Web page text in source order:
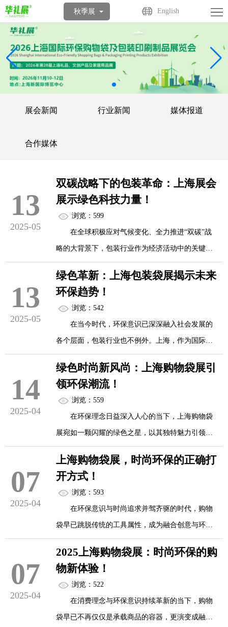
秋季展 English
首
于
展
展会新闻 行业新闻 媒体报道
合作媒体
13
2025-05
双碳战略下的包装革命：上海展会
展示绿色科技力量！
浏览：599
在全球积极应对气候变化、全力推进“双碳”战
略的大背景下，包装行业作为经济活动中的关键一
环，正经历着一场意义深远的绿色变革。上海，作
为国际化大都市和经济创新的前沿阵地，通过举办
各类展会，汇聚了行业内的创新成果与前沿理念，
成为展示包装行业绿色科技力量的绝佳舞台，生动
地呈现出包装领域在双碳战略引领下的革命性变
化。
步入上海举办的各类包装展会现场，首先映入
眼帘的便是琳琅满目的环保材料。这些材料是包装
行业迈向低碳未来的基石，正逐步取代传统的高能
耗、难降解材料。
13
2025-05
绿色革新：上海包装袋展揭示未来
环保趋势！
浏览：542
在当今时代，环保意识已深深融入社会发展的
各个层面，包装行业也不例外。上海，作为国际经
济与时尚的前沿阵地，举办的包装袋展成为了行业
趋势的重要风向标。在这里，一场绿色革新正在上
演，诸多创新成果与理念汇聚一堂，为我们清晰地
揭示了未来环保趋势的发展方向。
步入上海包装袋展的现场，首先映入眼帘的便
是琳琅满目的环保材料。这些材料犹如绿色先锋，
正逐步取代传统包装材质，成为行业新宠。
生物基塑料在展会上备受瞩目。它以可再生的
生物质资源，如玉米淀粉、甘...
14
2025-04
绿色时尚新风尚：上海购物袋展引
领环保潮流！
浏览：559
在环保理念日益深入人心的当下，上海购物袋
展宛如一颗闪耀的绿色之星，以其独特魅力引领着
环保潮流，开创绿色时尚新风尚。作为一场聚焦购
物袋领域的盛会，它不仅是各类购物袋产品的展示
舞台，更是推动环保理念传播、促进绿色消费的重
要力量。
踏入上海购物袋展的现场，仿佛置身于一个购
物袋的奇幻世界，这里的每一款购物袋都蕴含着对
环保与时尚的深刻理解。展会中，环保材料的广泛
应用令人眼前一亮。众多参展商带来了以可降解材
料制作的购物袋，成为全场焦点。
07
2025-04
上海购物袋展，时尚环保的正确打
开方式！
浏览：593
在环保意识与时尚追求并驾齐驱的时代，购物
袋早已跳脱传统的工具属性，成为融合创意与环保
理念的时尚载体。上海购物袋展作为这一领域的前
沿盛会，以丰富的展品、沉浸式体验和多元的交流
平台，为我们示范了时尚环保的正确打开方式，引
领购物袋行业迈向新的发展阶段。
设计创新：赋予购物袋艺术生命力
07
2025-04
2025上海购物袋展：时尚环保的购
物新体验！
浏览：522
在消费理念与环保意识持续革新的当下，购物
袋早已不再仅仅是承载商品的容器，更演变成融合